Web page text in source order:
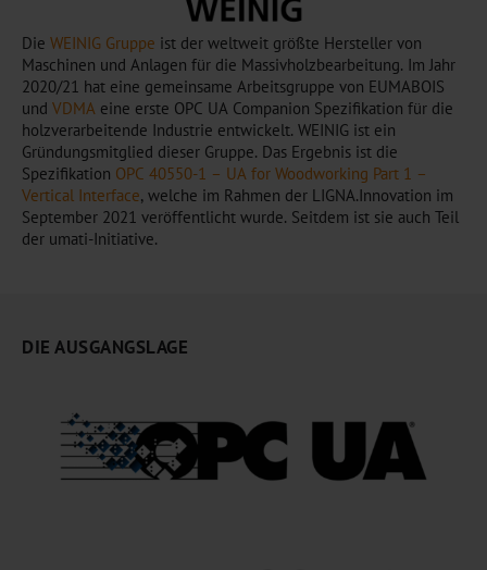
Die WEINIG Gruppe ist der weltweit größte Hersteller von
Maschinen und Anlagen für die Massivholzbearbeitung. Im Jahr
2020/21 hat eine gemeinsame Arbeitsgruppe von EUMABOIS
und VDMA eine erste OPC UA Companion Spezifikation für die
holzverarbeitende Industrie entwickelt. WEINIG ist ein
Gründungsmitglied dieser Gruppe. Das Ergebnis ist die
Spezifikation OPC 40550-1 – UA for Woodworking Part 1 –
Vertical Interface, welche im Rahmen der LIGNA.Innovation im
September 2021 veröffentlicht wurde. Seitdem ist sie auch Teil
der umati-Initiative.
DIE AUSGANGSLAGE